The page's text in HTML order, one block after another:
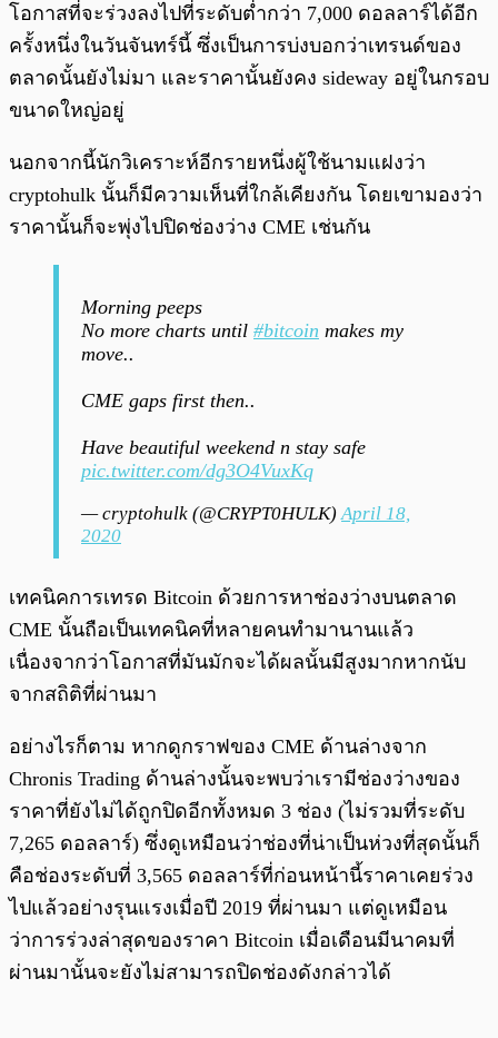
โอกาสที่จะร่วงลงไปที่ระดับต่ำกว่า 7,000 ดอลลาร์ได้อีก
ครั้งหนึ่งในวันจันทร์นี้ ซึ่งเป็นการบ่งบอกว่าเทรนด์ของ
ตลาดนั้นยังไม่มา และราคานั้นยังคง sideway อยู่ในกรอบ
ขนาดใหญ่อยู่
นอกจากนี้นักวิเคราะห์อีกรายหนึ่งผู้ใช้นามแฝงว่า
cryptohulk นั้นก็มีความเห็นที่ใกล้เคียงกัน โดยเขามองว่า
ราคานั้นก็จะพุ่งไปปิดช่องว่าง CME เช่นกัน
Morning peeps
No more charts until #bitcoin makes my
move..
CME gaps first then..
Have beautiful weekend n stay safe
pic.twitter.com/dg3O4VuxKq
— cryptohulk (@CRYPT0HULK)April 18,
2020
เทคนิคการเทรด Bitcoin ด้วยการหาช่องว่างบนตลาด
CME นั้นถือเป็นเทคนิคที่หลายคนทำมานานแล้ว
เนื่องจากว่าโอกาสที่มันมักจะได้ผลนั้นมีสูงมากหากนับ
จากสถิติที่ผ่านมา
อย่างไรก็ตาม หากดูกราฟของ CME ด้านล่างจาก
Chronis Trading ด้านล่างนั้นจะพบว่าเรามีช่องว่างของ
ราคาที่ยังไม่ได้ถูกปิดอีกทั้งหมด 3 ช่อง (ไม่รวมที่ระดับ
7,265 ดอลลาร์) ซึ่งดูเหมือนว่าช่องที่น่าเป็นห่วงที่สุดนั้นก็
คือช่องระดับที่ 3,565 ดอลลาร์ที่ก่อนหน้านี้ราคาเคยร่วง
ไปแล้วอย่างรุนแรงเมื่อปี 2019 ที่ผ่านมา แต่ดูเหมือน
ว่าการร่วงล่าสุดของราคา Bitcoin เมื่อเดือนมีนาคมที่
ผ่านมานั้นจะยังไม่สามารถปิดช่องดังกล่าวได้